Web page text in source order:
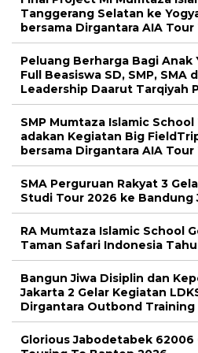
Tanggerang Selatan ke
bersama Dirgantara AIA Tour
Peluang Berharga Bagi Anak
Full Beasiswa SD, SMP, SMA
Leadership Daarut Tarqiyah
SMP Mumtaza Islamic
adakan Kegiatan Big
bersama Dirgantara AIA Tour
SMA Perguruan Rakyat 3
Studi Tour 2026 ke Bandung
RA Mumtaza Islamic School
Taman Safari Indonesia
Bangun Jiwa Disiplin dan
Jakarta 2 Gelar Kegiatan
Dirgantara Outbond Training
Glorious Jabodetabek 62006